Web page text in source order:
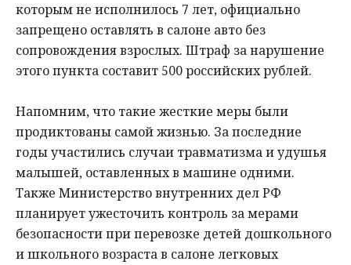
которым не исполнилось 7 лет, официально
запрещено оставлять в салоне авто без
сопровождения взрослых. Штраф за нарушение
этого пункта составит 500 российских рублей.
Напомним, что такие жесткие меры были
продиктованы самой жизнью. За последние
годы участились случаи травматизма и удушья
малышей, оставленных в машине одними.
Также Министерство внутренних дел РФ
планирует ужесточить контроль за мерами
безопасности при перевозке детей дошкольного
и школьного возраста в салоне легковых